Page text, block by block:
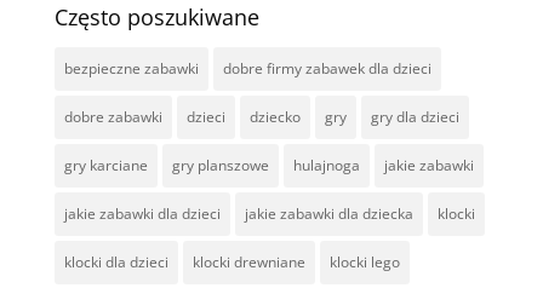
Często poszukiwane
bezpieczne zabawki dobre firmy zabawek dla dzieci
dobre zabawki dzieci dziecko gry gry dla dzieci
gry karciane gry planszowe hulajnoga jakie zabawki
jakie zabawki dla dzieci jakie zabawki dla dziecka klocki
klocki dla dzieci klocki drewniane klocki lego